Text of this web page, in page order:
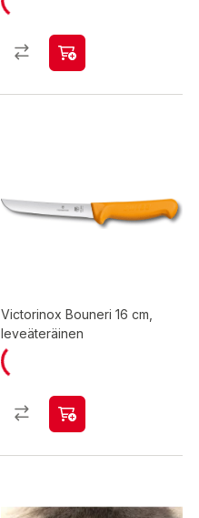
Victorinox Bouneri 16 cm,
leveäteräinen